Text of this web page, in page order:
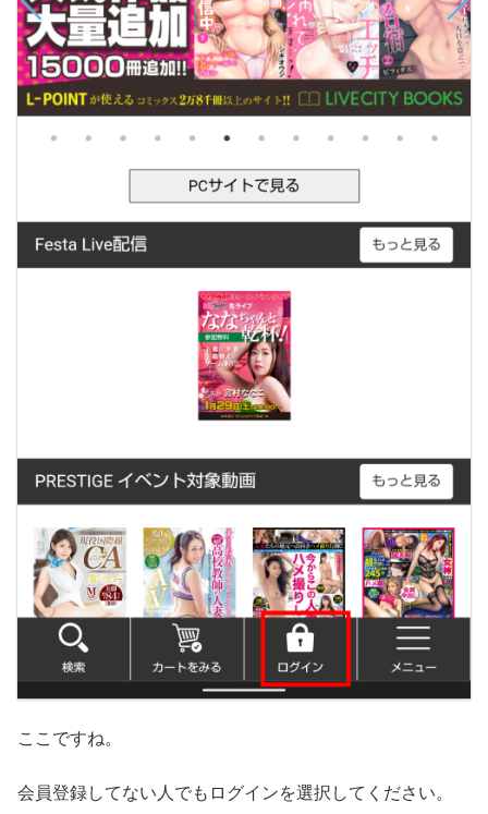
ここですね。
会員登録してない人でもログインを選択してください。